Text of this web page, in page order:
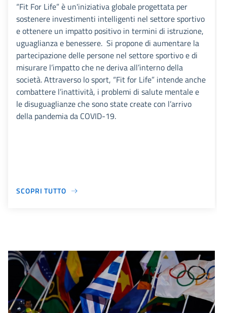
“Fit For Life” è un'iniziativa globale progettata per
sostenere investimenti intelligenti nel settore sportivo
e ottenere un impatto positivo in termini di istruzione,
uguaglianza e benessere. Si propone di aumentare la
partecipazione delle persone nel settore sportivo e di
misurare l’impatto che ne deriva all’interno della
società. Attraverso lo sport, “Fit for Life” intende anche
combattere l’inattività, i problemi di salute mentale e
le disuguaglianze che sono state create con l’arrivo
della pandemia da COVID-19.
SCOPRI TUTTO